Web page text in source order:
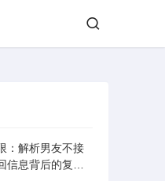
：解析男友不接
信息背后的复杂